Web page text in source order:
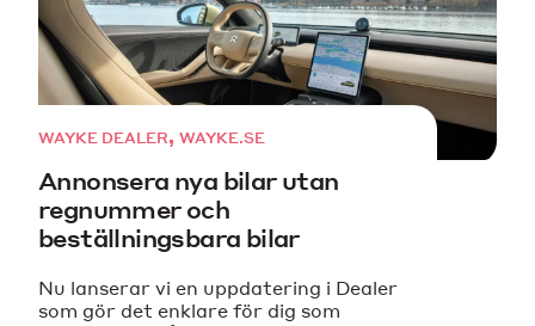
WAYKE DEALER, WAYKE.SE
Annonsera nya bilar utan
regnummer och
beställningsbara bilar
Nu lanserar vi en uppdatering i Dealer
som gör det enklare för dig som